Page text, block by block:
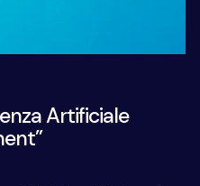
Artificiale